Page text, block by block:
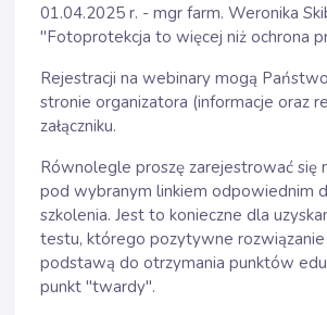
01.04.2025 r. - mgr farm. Weronika
"Fotoprotekcja to więcej niż ochrona
Rejestracji na webinary mogą
stronie organizatora (informacje oraz
załączniku.
Równolegle proszę zarejestrować się
pod wybranym linkiem odpowiednim
szkolenia. Jest to konieczne dla
testu, którego pozytywne rozwiązanie
podstawą do otrzymania punktów
punkt "twardy".